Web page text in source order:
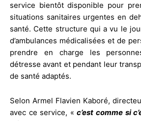
service bientôt disponible pour
situations sanitaires urgentes en
santé. Cette structure qui a vu le
d’ambulances médicalisées et de
prendre en charge les
détresse avant et pendant leur
de santé adaptés.
Selon Armel Flavien Kaboré,
avec ce service, «c’est comme si